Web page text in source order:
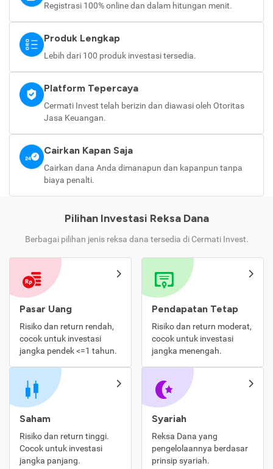
Registrasi 100% online dan dalam hitungan menit.
Produk Lengkap
Lebih dari 100 produk investasi tersedia.
Platform Tepercaya
Cermati Invest telah berizin dan diawasi oleh Otoritas
Jasa Keuangan.
Cairkan Kapan Saja
Cairkan dana Anda dimanapun dan kapanpun tanpa
biaya penalti.
Pilihan Investasi Reksa Dana
Berbagai pilihan jenis reksa dana tersedia di Cermati Invest.
Pasar Uang
Risiko dan return rendah,
cocok untuk investasi
jangka pendek <=1 tahun.
Pendapatan Tetap
Risiko dan return moderat,
cocok untuk investasi
jangka menengah.
Saham
Risiko dan return tinggi.
Cocok untuk investasi
jangka panjang.
Syariah
Reksa Dana yang
pengelolaannya berdasar
prinsip syariah.